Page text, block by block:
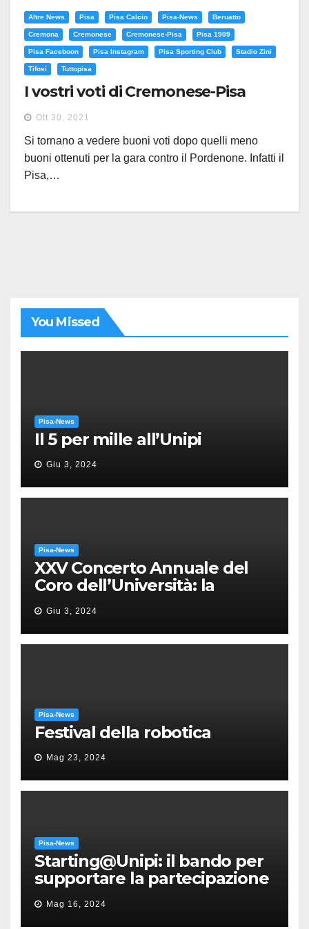
Altre News Pisa Pisa Calcio Pisa-News Beruatto
Cremona Cremonese Cremonese-Pisa Pisa 1909
Pisa Faceboon Pisa Instagram Pisa Sporting Club Stadio Zini
Tifosi Tuttopisa
I vostri voti di Cremonese-Pisa
Ott 30, 2021
Si tornano a vedere buoni voti dopo quelli meno
buoni ottenuti per la gara contro il Pordenone. Infatti il
Pisa,…
You Missed
Pisa-News
Il 5 per mille all’Unipi
Giu 3, 2024
Pisa-News
XXV Concerto Annuale del
Coro dell’Università: la
“Messa in gloria” di Giacomo
Puccini
Giu 3, 2024
Pisa-News
Festival della robotica
Mag 23, 2024
Pisa-News
Starting@Unipi: il bando per
supportare la partecipazione
all’ERC Starting Grant
Mag 16, 2024